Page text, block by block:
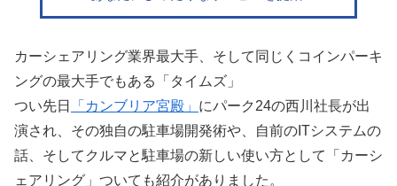
カーシェアリング業界最大手、そして同じくコインパーキ
ングの最大手でもある「タイムズ」
つい先日
「カンブリア宮殿」 にパーク24の西川社長が出
演され、その独自の駐車場開発術や、自前のITシステムの
話、そしてクルマと駐車場の新しい使い方として「カーシ
ェアリング」ついても紹介がありました。